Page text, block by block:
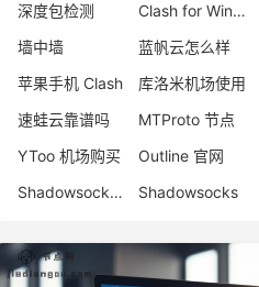
深度包检测 Clash for Windows 下载
墙中墙
蓝帆云怎么样
苹果手机 Clash
库洛米机场使用
速蛙云靠谱吗
MTProto 节点
YToo 机场购买
Outline 官网
Shadowsocks org
Shadowsocks